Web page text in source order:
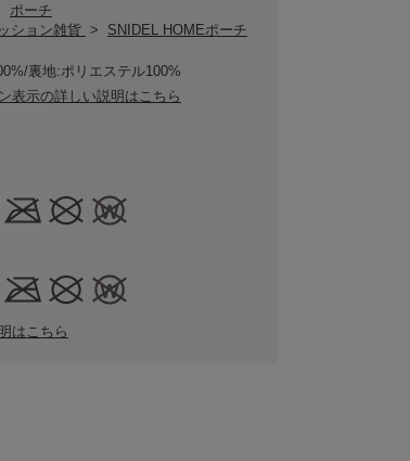
ポーチ
ション雑貨 > SNIDEL HOMEポーチ
裏地:ポリエステル100%
表示の詳しい説明はこちら
はこちら